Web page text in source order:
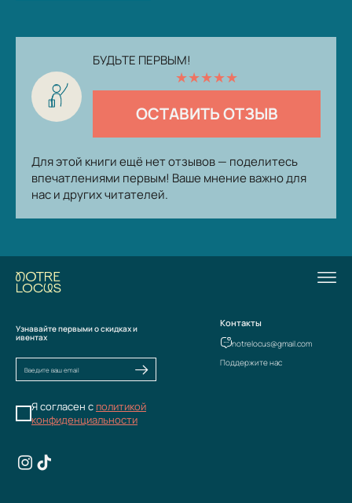
БУДЬТЕ ПЕРВЫМ!
★★★★★
ОСТАВИТЬ ОТЗЫВ
Для этой книги ещё нет отзывов — поделитесь
впечатлениями первым! Ваше мнение важно для
нас и других читателей.
Узнавайте первыми о скидках и
ивентах
Я согласен с политикой
конфиденциальности
Контакты
notrelocus@gmail.com
Поддержите нас